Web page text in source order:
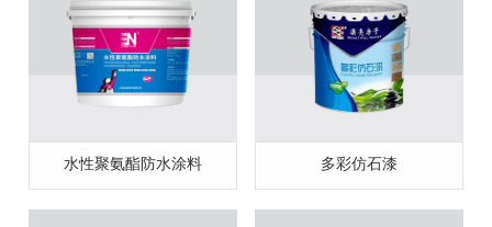
水性聚氨酯防水涂料 多彩仿石漆